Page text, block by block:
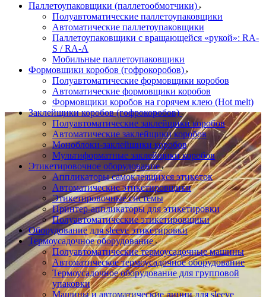
Паллетоупаковщики (паллетообмотчики)
Полуавтоматические паллетоупаковщики
Автоматические паллетоупаковщики
Паллетоупаковщики с вращающейся «рукой»: RA-
S / RA-A
Мобильные паллетоупаковщики
Формовщики коробов (гофрокоробов)
Полуавтоматические формовщики коробов
Автоматические формовщики коробов
Формовщики коробов на горячем клею (Hot melt)
Заклейщики коробов (гофрокоробов)
Полуавтоматические заклейщики коробов
Автоматические заклейщики коробов
Моноблоки-заклейщики коробов
Мультиформатные заклейщики коробов
Этикетировочное оборудование
Аппликаторы самоклеящихся этикеток
Автоматические этикетировщики
Этикетировочные системы
Принтер-аппликаторы для этикетировки
Полуавтоматические этикетировщики
Оборудование для sleeve этикетировки
Термоусадочное оборудование
Полуавтоматические термоусадочные машины
Автоматическое термоусадочное оборудование
Термоусадочное оборудование для групповой
упаковки
Машины и автоматические линии для sleeve